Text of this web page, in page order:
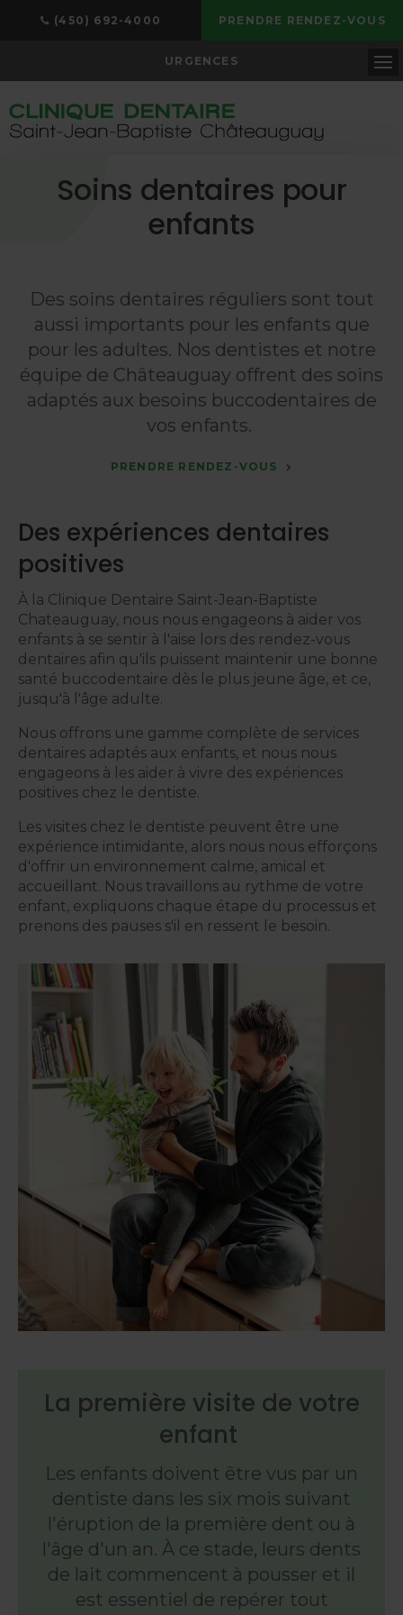
(450) 692-4000 PRENDRE RENDEZ-VOUS
URGENCES
Soins dentaires pour
enfants
Des soins dentaires réguliers sont tout
aussi importants pour les enfants que
pour les adultes. Nos dentistes et notre
équipe de Châteauguay offrent des soins
adaptés aux besoins buccodentaires de
vos enfants.
PRENDRE RENDEZ-VOUS
Des expériences dentaires
positives
À la Clinique Dentaire Saint-Jean-Baptiste
Chateauguay, nous nous engageons à aider vos
enfants à se sentir à l'aise lors des rendez-vous
dentaires afin qu'ils puissent maintenir une bonne
santé buccodentaire dès le plus jeune âge, et ce,
jusqu'à l'âge adulte.
Nous offrons une gamme complète de services
dentaires adaptés aux enfants, et nous nous
engageons à les aider à vivre des expériences
positives chez le dentiste.
Les visites chez le dentiste peuvent être une
expérience intimidante, alors nous nous efforçons
d'offrir un environnement calme, amical et
accueillant. Nous travaillons au rythme de votre
enfant, expliquons chaque étape du processus et
prenons des pauses s'il en ressent le besoin.
La première visite de votre
enfant
Les enfants doivent être vus par un
dentiste dans les six mois suivant
l'éruption de la première dent ou à
l'âge d'un an. À ce stade, leurs dents
de lait commencent à pousser et il
est essentiel de repérer tout